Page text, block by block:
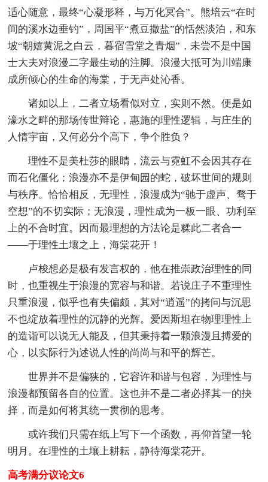
适心随意，最终“心凝形释，与万化冥合”。熊培云“在时
间的溪水边垂钓”，周国平“煮豆撒盐”的恬然淡泊，和东
坡“朝嬉黄泥之白云，暮宿雪堂之青烟”，未尝不是中国
士大夫对浪漫二字最生动的注脚。浪漫大抵可为川端康
成所倾心的生命的海棠，于无声处沁香。
诸如以上，二者立场看似对立，实则不然。便是如
濠水之畔的那场传世辩论，惠施的理性逻辑，与庄生的
人情宇亩，又何必分个高下，争个胜负？
理性不是美杜莎的眼睛，流云与霓虹不会因其存在
而石化僵化；浪漫亦不是伊甸园的蛇，破坏世间的规则
与秩序。恰恰相反，无理性，浪漫成为“驰于虚声、骛于
空想”的不切实际；无浪漫，理性成为一板一眼、功利至
上的不合时宜。因而最理想的方法论是糅此二者合一
——于理性土壤之上，海棠花开！
卢梭想必是极有发言权的，他在推崇政治理性的同
时，也重视生于浪漫的宽容与和谐。若说庄子不重理性
只重浪漫，似乎也有失偏颇，其对“逍遥”的拷问与沉思
不也绽放着理性的沉静的光辉。爱因斯坦在物理理性上
的造诣可以说无人能及，但其秉持着一颗浪漫且搏爱的
心，以实际行为述说人性的尚尚与和平的辉芒。
世界并不是偏狭的，它容许和谐与包容，为理性与
浪漫都预留各自的位置。这也并不是二者必择其一的抉
择，而是如何将其统一贯彻的思考。
或许我们只需在纸上写下一个函数，再仰首望一轮
明月。在理性的土壤上耕耘，静待海棠花开。
高考满分议论文6